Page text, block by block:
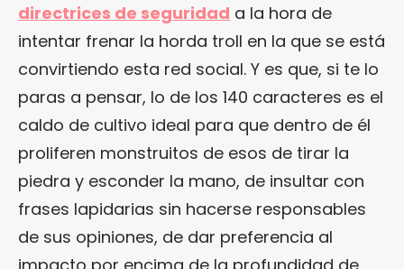
directrices de seguridad a la hora de
intentar frenar la horda troll en la que se está
convirtiendo esta red social. Y es que, si te lo
paras a pensar, lo de los 140 caracteres es el
caldo de cultivo ideal para que dentro de él
proliferen monstruitos de esos de tirar la
piedra y esconder la mano, de insultar con
frases lapidarias sin hacerse responsables
de sus opiniones, de dar preferencia al